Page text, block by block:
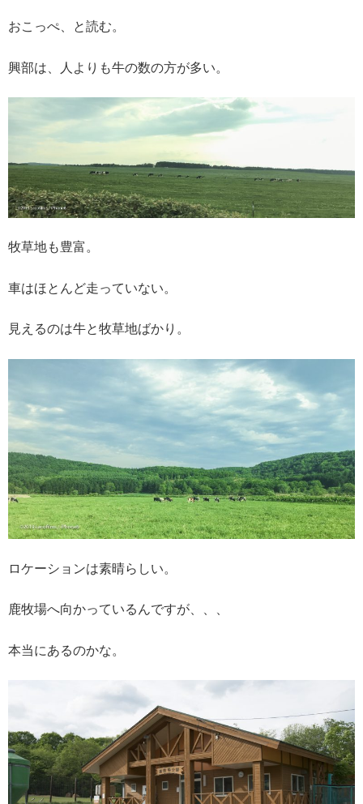
おこっぺ、と読む。
興部は、人よりも牛の数の方が多い。
牧草地も豊富。
車はほとんど走っていない。
見えるのは牛と牧草地ばかり。
ロケーションは素晴らしい。
鹿牧場へ向かっているんですが、、、
本当にあるのかな。